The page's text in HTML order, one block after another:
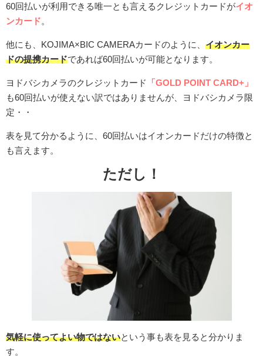
60回払いが利用できる唯一とも言えるクレジットカードがイオ
ンカード
他にも、KOJIMA×BIC CAMERAカードのように、 イオンカー
ドの提携カードであれば60回払いが可能となります。
ヨドバシカメラのクレジットカード
「GOLD POINT CARD+」
も60回払いが使えない訳ではありませんが、ヨドバシカメラ限
定・・
表を見て分かるように、60回払いはイオンカードだけの特徴と
も言えます。
ただし！
気軽に使ってよい物ではない という事も表を見ると分かりま
す。